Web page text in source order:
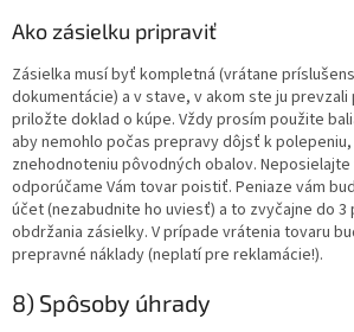
Ako zásielku pripraviť
Zásielka musí byť kompletná (vrátane
dokumentácie) a v stave, v akom ste ju
priložte doklad o kúpe. Vždy prosím použite
aby nemohlo počas prepravy dôjsť k
znehodnoteniu pôvodných obalov.
odporúčame Vám tovar poistiť. Peniaze vám
účet (nezabudnite ho uviesť) a to zvyčajne do 3
obdržania zásielky. V prípade vrátenia tovaru
prepravné náklady (neplatí pre reklamácie!).
8) Spôsoby úhrady